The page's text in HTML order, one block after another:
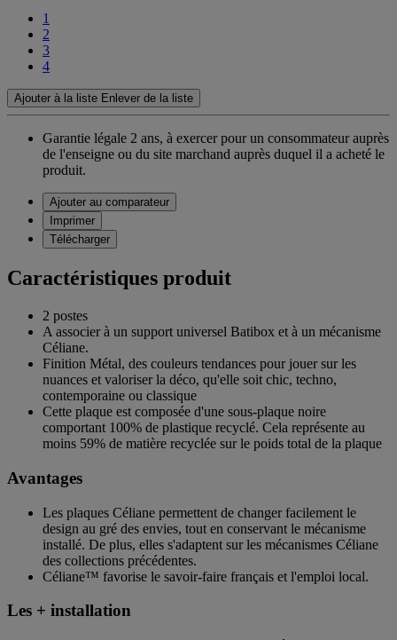
1
2
3
4
Ajouter à la liste Enlever de la liste
Garantie légale 2 ans, à exercer pour un consommateur auprès
de l'enseigne ou du site marchand auprès duquel il a acheté le
produit.
Ajouter au comparateur
Imprimer
Télécharger
Caractéristiques produit
2 postes
A associer à un support universel Batibox et à un mécanisme
Céliane.
Finition Métal, des couleurs tendances pour jouer sur les
nuances et valoriser la déco, qu'elle soit chic, techno,
contemporaine ou classique
Cette plaque est composée d'une sous-plaque noire
comportant 100% de plastique recyclé. Cela représente au
moins 59% de matière recyclée sur le poids total de la plaque
Avantages
Les plaques Céliane permettent de changer facilement le
design au gré des envies, tout en conservant le mécanisme
installé. De plus, elles s'adaptent sur les mécanismes Céliane
des collections précédentes.
Céliane™ favorise le savoir-faire français et l'emploi local.
Les + installation